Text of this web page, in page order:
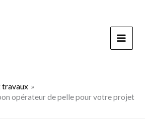
travaux
opérateur de pelle pour votre projet